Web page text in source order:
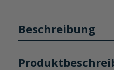
Beschreibung